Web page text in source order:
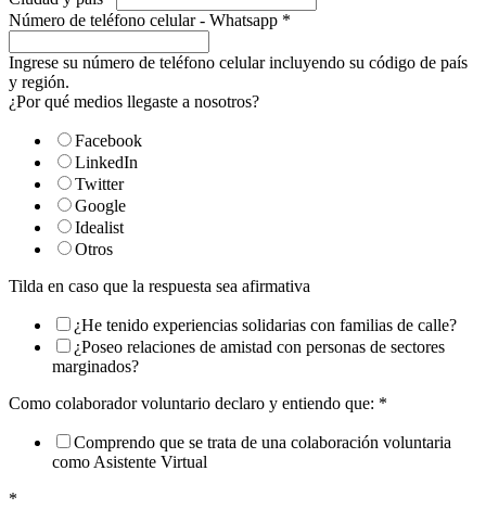
Número de teléfono celular - Whatsapp *
Ingrese su número de teléfono celular incluyendo su código de país
y región.
¿Por qué medios llegaste a nosotros?
Facebook
LinkedIn
Twitter
Google
Idealist
Otros
Tilda en caso que la respuesta sea afirmativa
¿He tenido experiencias solidarias con familias de calle?
¿Poseo relaciones de amistad con personas de sectores
marginados?
Como colaborador voluntario declaro y entiendo que: *
Comprendo que se trata de una colaboración voluntaria
como Asistente Virtual
*